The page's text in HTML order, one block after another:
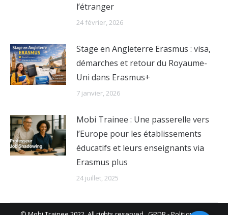
l’étranger
24 février, 2026
Stage en Angleterre Erasmus : visa,
démarches et retour du Royaume-
Uni dans Erasmus+
7 janvier, 2026
Mobi Trainee : Une passerelle vers
l’Europe pour les établissements
éducatifs et leurs enseignants via
Erasmus plus
24 juillet, 2025